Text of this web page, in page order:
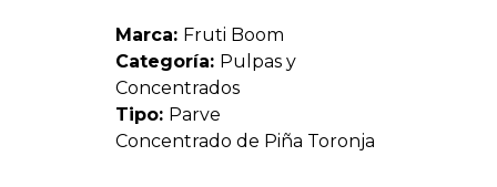
Marca: Fruti Boom
Categoría: Pulpas y
Concentrados
Tipo: Parve
Concentrado de Piña Toronja